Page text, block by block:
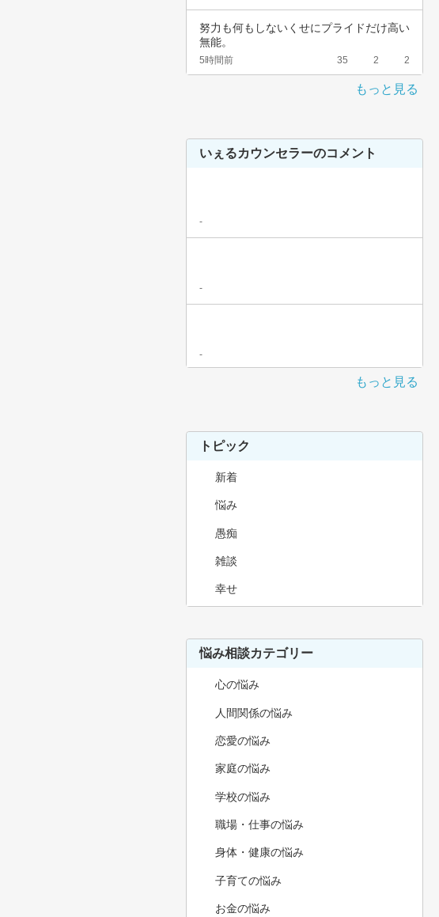
努力も何もしないくせにプライドだけ高い
無能。
5時間前 35 2 2
もっと見る
いぇるカウンセラーのコメント
-
-
-
もっと見る
トピック
新着
悩み
愚痴
雑談
幸せ
悩み相談カテゴリー
心の悩み
人間関係の悩み
恋愛の悩み
家庭の悩み
学校の悩み
職場・仕事の悩み
身体・健康の悩み
子育ての悩み
お金の悩み